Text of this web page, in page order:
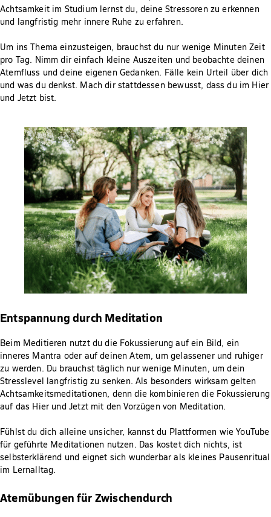
Achtsamkeit im Studium lernst du, deine Stressoren zu erkennen
und langfristig mehr innere Ruhe zu erfahren.
Um ins Thema einzusteigen, brauchst du nur wenige Minuten Zeit
pro Tag. Nimm dir einfach kleine Auszeiten und beobachte deinen
Atemfluss und deine eigenen Gedanken. Fälle kein Urteil über dich
und was du denkst. Mach dir stattdessen bewusst, dass du im Hier
und Jetzt bist.
Entspannung durch Meditation
Beim Meditieren nutzt du die Fokussierung auf ein Bild, ein
inneres Mantra oder auf deinen Atem, um gelassener und ruhiger
zu werden. Du brauchst täglich nur wenige Minuten, um dein
Stresslevel langfristig zu senken. Als besonders wirksam gelten
Achtsamkeitsmeditationen, denn die kombinieren die Fokussierung
auf das Hier und Jetzt mit den Vorzügen von Meditation.
Fühlst du dich alleine unsicher, kannst du Plattformen wie YouTube
für geführte Meditationen nutzen. Das kostet dich nichts, ist
selbsterklärend und eignet sich wunderbar als kleines Pausenritual
im Lernalltag.
Atemübungen für Zwischendurch